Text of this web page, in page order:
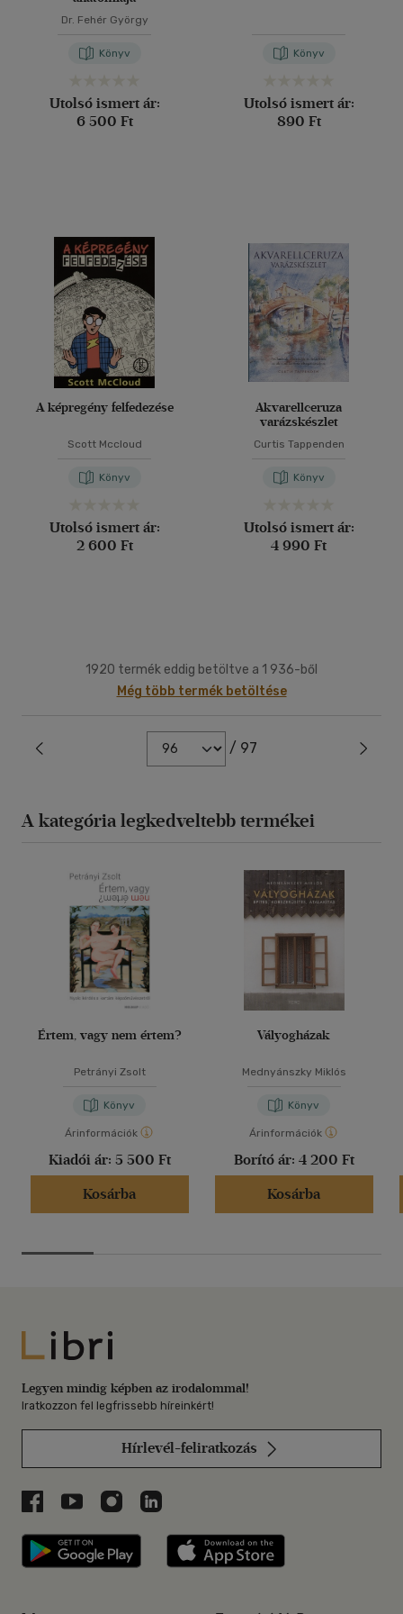
Dr. Fehér György
Könyv
Utolsó ismert ár:
6 500 Ft
Könyv
Utolsó ismert ár:
890 Ft
A képregény felfedezése
Scott Mccloud
Könyv
Utolsó ismert ár:
2 600 Ft
Akvarellceruza
varázskészlet
Curtis Tappenden
Könyv
Utolsó ismert ár:
4 990 Ft
1920 termék eddig betöltve a 1 936-ből
Még több termék betöltése
/ 97
A kategória legkedveltebb termékei
Értem, vagy nem értem?
Petrányi Zsolt
Könyv
Árinformációk
Kiadói ár: 5 500 Ft
Kosárba
Vályogházak
Mednyánszky Miklós
Könyv
Árinformációk
Borító ár: 4 200 Ft
Kosárba
Libri
Legyen mindig képben az irodalommal!
Iratkozzon fel legfrissebb híreinkért!
Hírlevél-feliratkozás
Libri a Facebookon
Libri a Youtube-on
Libri az Instagramon
Libri a LinkedInen
Libri applikáció Szerezd meg: Google